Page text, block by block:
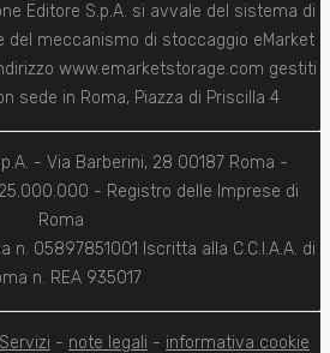
Editore S.p.A. si avvale del sistema di
del meccanismo di stoccaggio eMarket
www.emarketstorage.com gestiti
sede in Roma, Piazza di Priscilla 4
- Via Barberini, 28 00187 Roma -
- Registro delle Imprese di
Roma
n. 05897851001 Iscritta alla C.C.I.A.A. di
n. REA 935017
- note legali - informativa cookie